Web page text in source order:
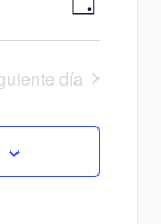
de
vistas
de
vistas
Evento
Día
día